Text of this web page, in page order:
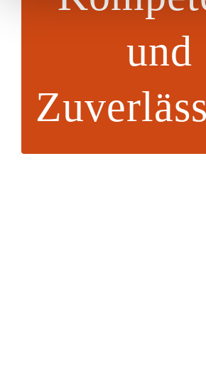
und
Mit unserem Team
unserer Leidenschaft für
Ob bei Gewerbeobjekten, im
Verkauf sowie bei der Miete oder